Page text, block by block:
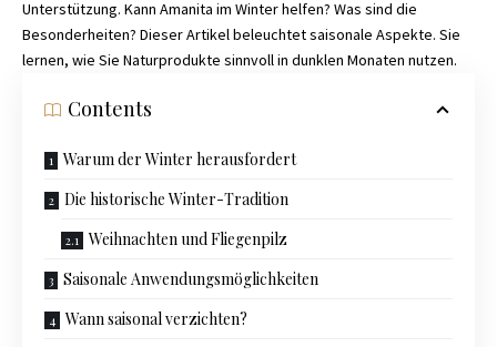
Unterstützung. Kann Amanita im Winter helfen? Was sind die
Besonderheiten? Dieser Artikel beleuchtet saisonale Aspekte. Sie
lernen, wie Sie Naturprodukte sinnvoll in dunklen Monaten nutzen.
Contents
Warum der Winter herausfordert
Die historische Winter-Tradition
Weihnachten und Fliegenpilz
Saisonale Anwendungsmöglichkeiten
Wann saisonal verzichten?